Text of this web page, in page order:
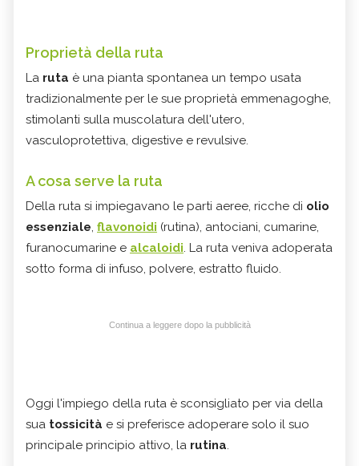
Proprietà della ruta
La ruta è una pianta spontanea un tempo usata
tradizionalmente per le sue proprietà emmenagoghe,
stimolanti sulla muscolatura dell'utero,
vasculoprotettiva, digestive e revulsive.
A cosa serve la ruta
Della ruta si impiegavano le parti aeree, ricche di olio
essenziale, flavonoidi (rutina), antociani, cumarine,
furanocumarine e alcaloidi. La ruta veniva adoperata
sotto forma di infuso, polvere, estratto fluido.
Continua a leggere dopo la pubblicità
Oggi l'impiego della ruta è sconsigliato per via della
sua tossicità e si preferisce adoperare solo il suo
principale principio attivo, la rutina.